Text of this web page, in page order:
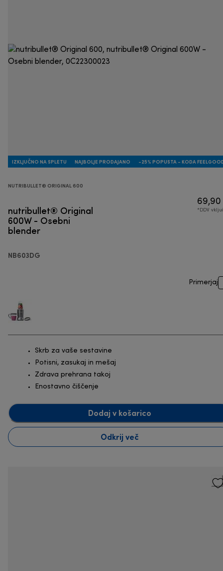
IZKLJUČNO NA SPLETU NAJBOLJE PRODAJANO -25% POPUSTA - KODA
NUTRIBULLET® ORIGINAL 600
nutribullet® Original
600W - Osebni
blender
NB603DG
*DDV
Primerjaj
Skrb za vaše sestavine
Potisni, zasukaj in mešaj
Zdrava prehrana takoj
Enostavno čiščenje
Dodaj v košarico
Odkrij več